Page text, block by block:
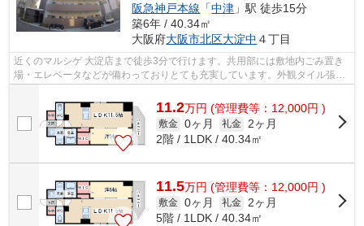
阪急神戸本線 「中津 」駅 徒歩15分
築6年 / 40.34㎡
大阪府大阪市北区大淀中 ４丁目
近くのマルシゲ 大淀店まで徒歩3分で行けます。共用部には敷地内ごみ置き
場・エレベータなどが備わっておりとても充実しています。外観タイル張り
のマンションが好評となっています。2...
11.2万円 (管理費等：12,000円 )
敷金 0ヶ月 礼金 2ヶ月
2階 / 1LDK / 40.34㎡
11.5万円 (管理費等：12,000円 )
敷金 0ヶ月 礼金 2ヶ月
5階 / 1LDK / 40.34㎡